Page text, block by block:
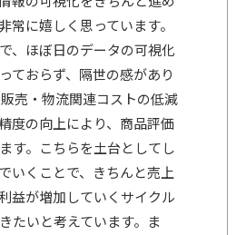
常に嬉しく思っています。
、ほぼ日のデータの可視化
ておらず、隔世の感があり
売・物流関連コストの低減
度の向上により、商品評価
す。こちらを土台としてし
いくことで、きちんと売上
益が増加していくサイクル
たいと考えています。ま